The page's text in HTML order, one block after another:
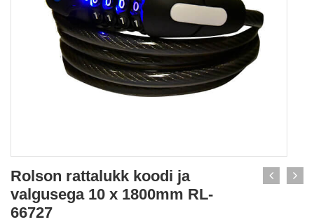
Rolson rattalukk koodi ja
valgusega 10 x 1800mm RL-
66727